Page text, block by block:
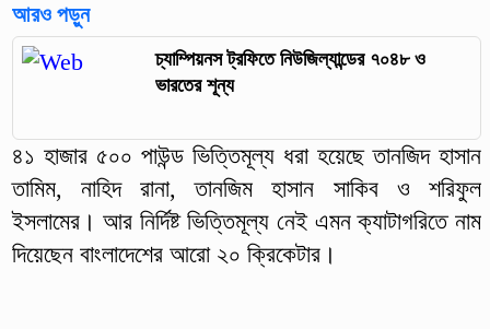
আরও পড়ুন
চ্যাম্পিয়নস ট্রফিতে নিউজিল্যান্ডের ৭০৪৮ ও
ভারতের শূন্য
৪১ হাজার ৫০০ পাউন্ড ভিত্তিমূল্য ধরা হয়েছে তানজিদ হাসান
তামিম, নাহিদ রানা, তানজিম হাসান সাকিব ও শরিফুল
ইসলামের। আর নির্দিষ্ট ভিত্তিমূল্য নেই এমন ক্যাটাগরিতে নাম
দিয়েছেন বাংলাদেশের আরো ২০ ক্রিকেটার।